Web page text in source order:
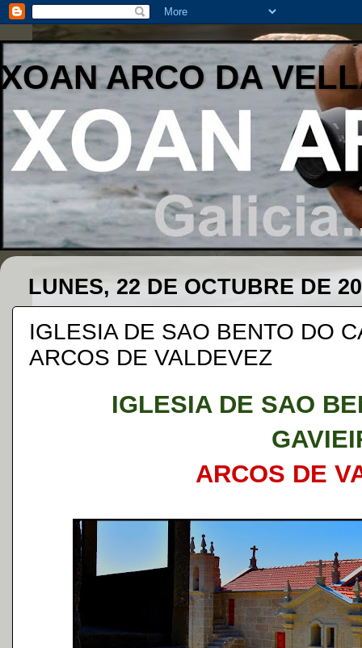
XOAN ARCO DA
LUNES, 22 DE OCTUBRE DE
IGLESIA DE SAO BENTO DO
ARCOS DE VALDEVEZ
IGLESIA DE SAO
ARCOS DE